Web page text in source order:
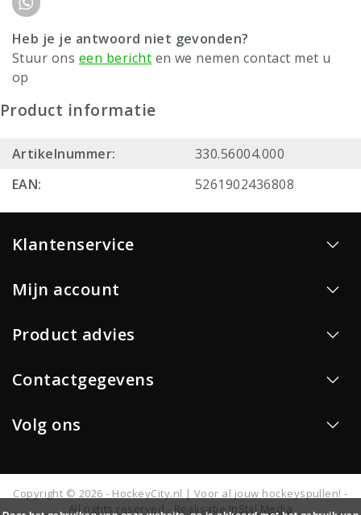
Heb je je antwoord niet gevonden?
Stuur ons een bericht en we nemen contact met u
op
Product informatie
Artikelnummer:
330.56004.000
EAN:
5261902436808
Klantenservice
Mijn account
Product advies
Contactgegevens
Volg ons
Copyright © 2026 - HockeyCity.nl | Voor al jouw hockeyspullen! -
All rights reserved - Realisatie InStijl Media